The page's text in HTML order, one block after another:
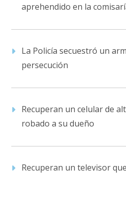
aprehendido en la
La Policía secuestró un
persecución
Recuperan un celular de
robado a su dueño
Recuperan un televisor